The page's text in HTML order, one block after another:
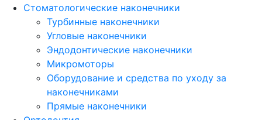
Стоматологические наконечники
Турбинные наконечники
Угловые наконечники
Эндодонтические наконечники
Микромоторы
Оборудование и средства по уходу за
наконечниками
Прямые наконечники